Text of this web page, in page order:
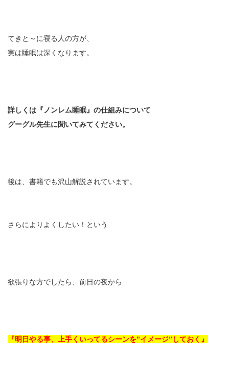
てきと～に寝る人の方が、
実は睡眠は深くなります。
詳しくは『ノンレム睡眠』の仕組みについて
グーグル先生に聞いてみてください。
後は、書籍でも沢山解説されています。
さらによりよくしたい！という
欲張りな方でしたら、前日の夜から
『明日やる事、上手くいってるシーンを”イメージ”しておく』